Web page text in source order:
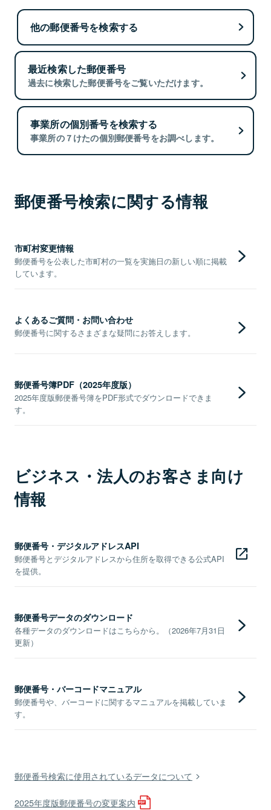
他の郵便番号を検索する
最近検索した郵便番号
過去に検索した郵便番号をご覧いただけます。
事業所の個別番号を検索する
事業所の７けたの個別郵便番号をお調べします。
郵便番号検索に関する情報
市町村変更情報
郵便番号を公表した市町村の一覧を実施日の新しい順に掲載
しています。
よくあるご質問・お問い合わせ
郵便番号に関するさまざまな疑問にお答えします。
郵便番号簿PDF（2025年度版）
2025年度版郵便番号簿をPDF形式でダウンロードできま
す。
ビジネス・法人のお客さま向け
情報
郵便番号・デジタルアドレスAPI
郵便番号とデジタルアドレスから住所を取得できる公式API
を提供。
郵便番号データのダウンロード
各種データのダウンロードはこちらから。（2026年7月31日
更新）
郵便番号・バーコードマニュアル
郵便番号や、バーコードに関するマニュアルを掲載していま
す。
郵便番号検索に使用されているデータについて
2025年度版郵便番号の変更案内